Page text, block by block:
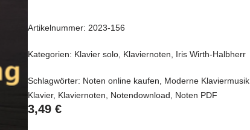
Artikelnummer: 2023-156
Kategorien: Klavier solo Klaviernoten Iris Wirth-Halbherr
Schlagwörter: Noten online kaufen Moderne Klaviermusik
Klavier, Klaviernoten Notendownload Noten PDF
3,49€